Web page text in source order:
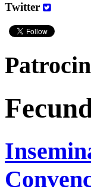
Twitter